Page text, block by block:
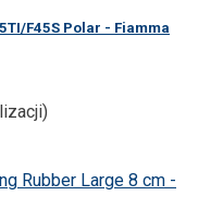
F45S Polar - Fiamma